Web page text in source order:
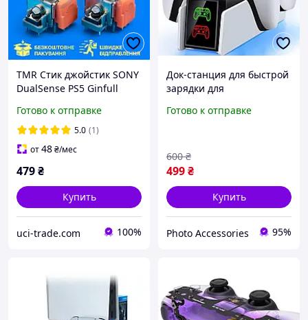
TMR Стик джойстик SONY
DualSense PS5 Ginfull
механизм аналога
PlayStation 5)
Готово к отправке
5.0 (1)
от48₴/мес
479₴
Купить
uci-trade.com 100%
Док-станция для быстрой
зарядки для
двойной беспроводной
Готово к отправке
499₴
600 ₴
Купить
Photo Accessories 95%